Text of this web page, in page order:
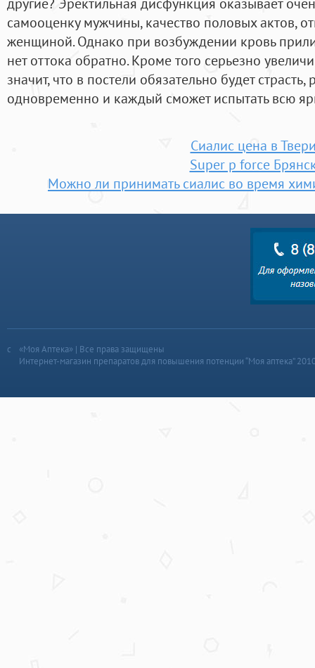
самооценку мужчины, качество половых актов,
женщиной. Однако при возбуждении кровь
нет оттока обратно. Кроме того серьезно
значит, что в постели обязательно будет
одновременно и каждый сможет испытать всю
Сиалис цена в
Super p force
Можно ли принимать сиалис во время
«Моя Аптека» | Все права защищены
Интернет-магазин препаратов для повышения потенции “Моя аптека”